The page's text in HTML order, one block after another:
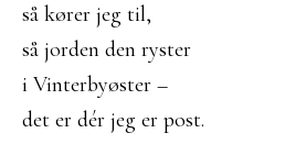
så kører jeg til,
så jorden den ryster
i Vinterbyøster –
det er dér jeg er post.